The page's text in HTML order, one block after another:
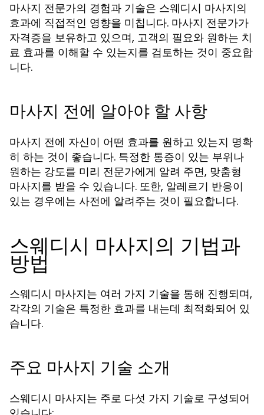
마사지 전문가의 경험과 기술은 스웨디시 마사지의
효과에 직접적인 영향을 미칩니다. 마사지 전문가가
자격증을 보유하고 있으며, 고객의 필요와 원하는 치
료 효과를 이해할 수 있는지를 검토하는 것이 중요합
니다.
마사지 전에 알아야 할 사항
마사지 전에 자신이 어떤 효과를 원하고 있는지 명확
히 하는 것이 좋습니다. 특정한 통증이 있는 부위나
원하는 강도를 미리 전문가에게 알려 주면, 맞춤형
마사지를 받을 수 있습니다. 또한, 알레르기 반응이
있는 경우에는 사전에 알려주는 것이 필요합니다.
스웨디시 마사지의 기법과
방법
스웨디시 마사지는 여러 가지 기술을 통해 진행되며,
각각의 기술은 특정한 효과를 내는데 최적화되어 있
습니다.
주요 마사지 기술 소개
스웨디시 마사지는 주로 다섯 가지 기술로 구성되어